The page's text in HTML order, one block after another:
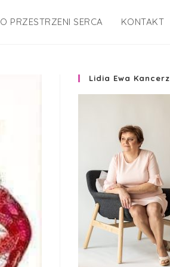
O PRZESTRZENI SERCA KONTAKT
Lidia Ewa Kancerz